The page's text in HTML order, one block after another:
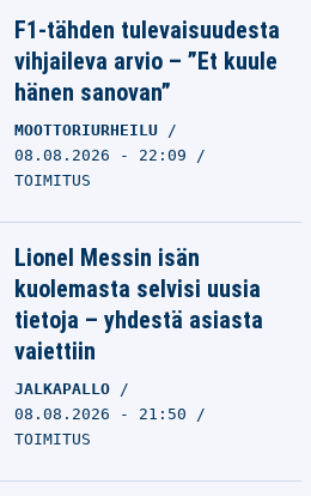
F1-tähden tulevaisuudesta
vihjaileva arvio – ”Et kuule
hänen sanovan”
MOOTTORIURHEILU
08.08.2026 - 22:09
TOIMITUS
Lionel Messin isän
kuolemasta selvisi uusia
tietoja – yhdestä asiasta
vaiettiin
JALKAPALLO
08.08.2026 - 21:50
TOIMITUS